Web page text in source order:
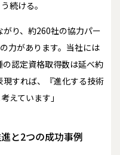
続ける。
がり、約260社の協力パー
力があります。当社には
認定資格取得数は延べ約
すれば、『進化する技術
えています」
と2つの成功事例